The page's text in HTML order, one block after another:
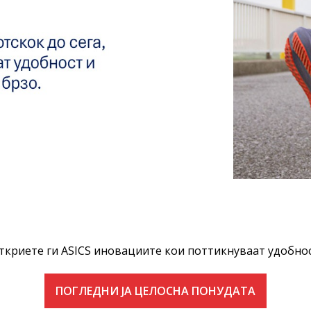
ги ASICS иновациите кои поттикнуваат
ПОГЛЕДНИ ЈА ЦЕЛОСНА ПОНУДАТА